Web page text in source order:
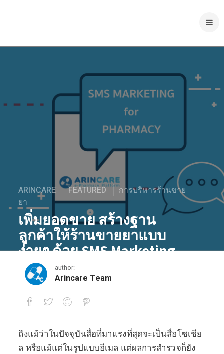
ARINCARE FEATURED
การบริหารร้านขาย
ยา
เพิ่มยอดขาย สร้างฐาน
ลูกค้าให้ร้านขายยาแบบ
ง่ายๆ ด้วย SMS Marketing
April 25, 2019author:
Arincare Team
เพิ่มยอดขาย สร้างฐานลูกค้าให้ร้านขาย
ถึงแม้ว่าในปัจจุบันสื่อที่มาแรงที่สุดจะเป็นสื่อโซเชีย
ล หรือแม้แต่ในรูปแบบอีเมล แต่ผลการสำรวจก็ยัง